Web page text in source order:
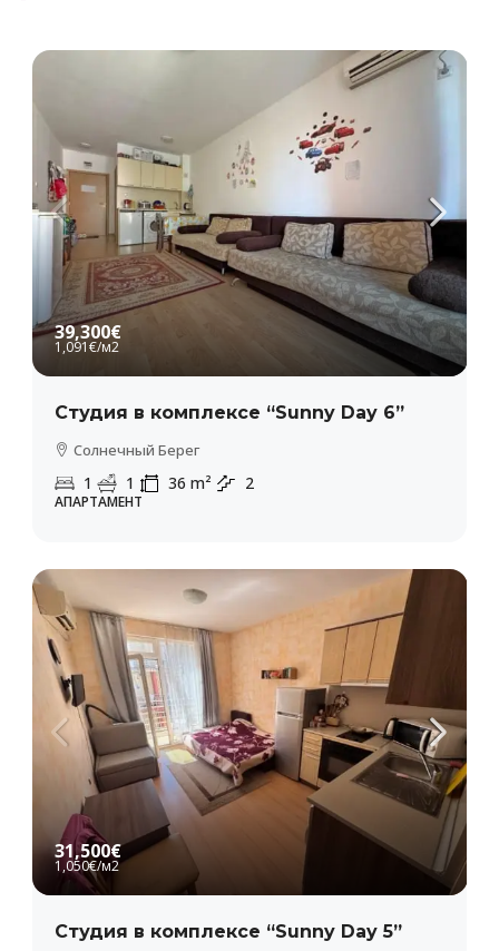
ПОДРОБНЕЕ
39,300€
1,091€/м2
Студия в комплексе “Sunny Day 6”
Солнечный Берег
1 1 36 m² 2
АПАРТАМЕНТ
31,500€
1,050€/м2
Студия в комплексе “Sunny Day 5”